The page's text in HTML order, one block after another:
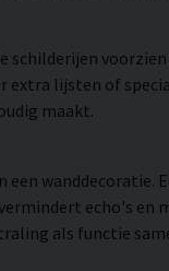
lijsten of
maakt.
een
echo's
als functie